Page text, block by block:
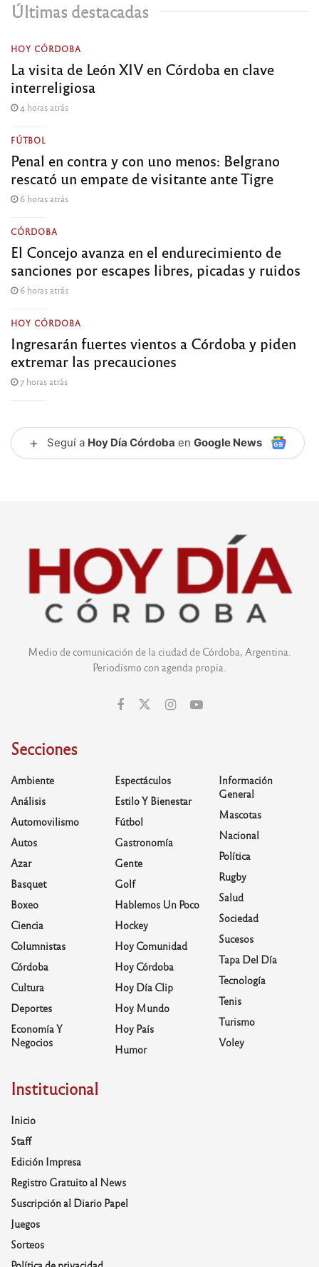
Últimas destacadas
HOY CÓRDOBA
La visita de León XIV en Córdoba en clave
interreligiosa
4 horas atrás
FÚTBOL
Penal en contra y con uno menos: Belgrano
rescató un empate de visitante ante Tigre
6 horas atrás
CÓRDOBA
El Concejo avanza en el endurecimiento de
sanciones por escapes libres, picadas y ruidos
6 horas atrás
HOY CÓRDOBA
Ingresarán fuertes vientos a Córdoba y piden
extremar las precauciones
7 horas atrás
+ Seguí a Hoy Día Córdoba en Google News
Medio de comunicación de la ciudad de Córdoba, Argentina.
Periodismo con agenda propia.
Secciones
Ambiente
Análisis
Automovilismo
Autos
Azar
Basquet
Boxeo
Ciencia
Columnistas
Córdoba
Cultura
Deportes
Economía Y
Negocios
Espectáculos
Estilo Y Bienestar
Fútbol
Gastronomía
Gente
Golf
Hablemos Un Poco
Hockey
Hoy Comunidad
Hoy Córdoba
Hoy Día Clip
Hoy Mundo
Hoy País
Humor
Información
General
Mascotas
Nacional
Política
Rugby
Salud
Sociedad
Sucesos
Tapa Del Día
Tecnología
Tenis
Turismo
Voley
Institucional
Inicio
Staff
Edición Impresa
Registro Gratuito al News
Suscripción al Diario Papel
Juegos
Sorteos